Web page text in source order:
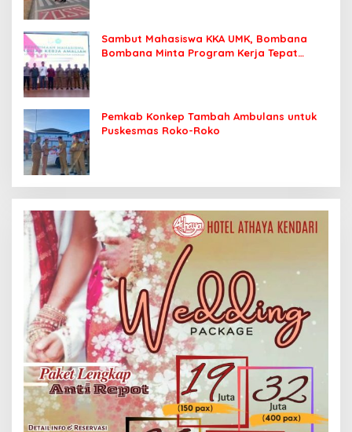
Sambut Mahasiswa KKA UMK, Bombana
Bombana Minta Program Kerja Tepat
Pemkab Konkep Tambah Ambulans untuk
Puskesmas Roko-Roko